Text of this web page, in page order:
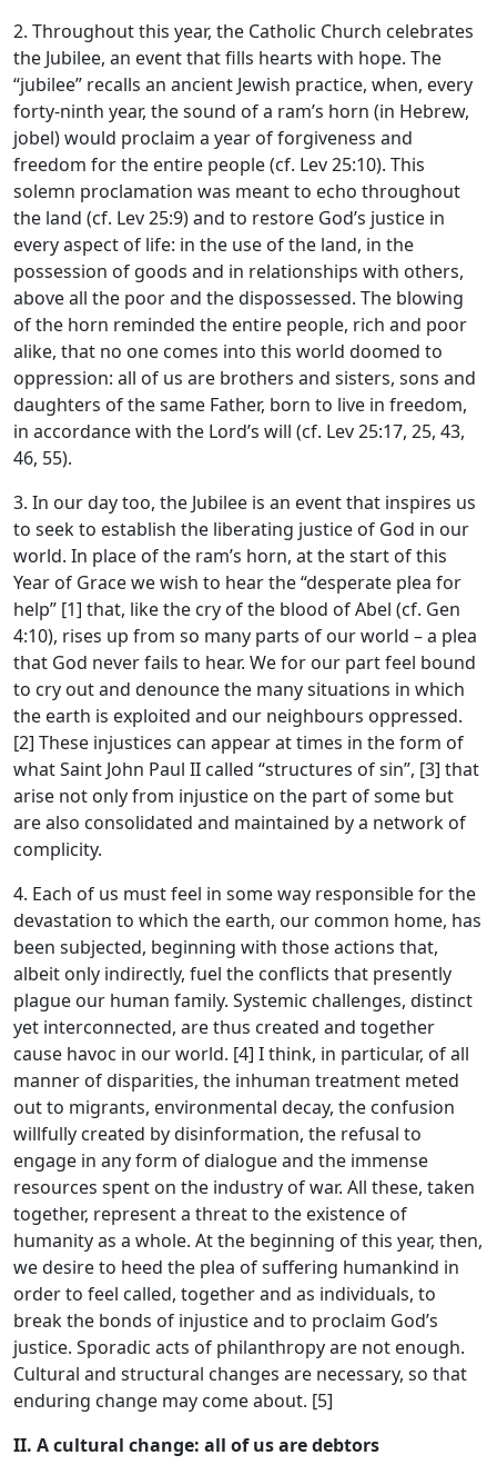
2. Throughout this year, the Catholic Church celebrates
the Jubilee, an event that fills hearts with hope. The
“jubilee” recalls an ancient Jewish practice, when, every
forty-ninth year, the sound of a ram’s horn (in Hebrew,
jobel) would proclaim a year of forgiveness and
freedom for the entire people (cf. Lev 25:10). This
solemn proclamation was meant to echo throughout
the land (cf. Lev 25:9) and to restore God’s justice in
every aspect of life: in the use of the land, in the
possession of goods and in relationships with others,
above all the poor and the dispossessed. The blowing
of the horn reminded the entire people, rich and poor
alike, that no one comes into this world doomed to
oppression: all of us are brothers and sisters, sons and
daughters of the same Father, born to live in freedom,
in accordance with the Lord’s will (cf. Lev 25:17, 25, 43,
46, 55).
3. In our day too, the Jubilee is an event that inspires us
to seek to establish the liberating justice of God in our
world. In place of the ram’s horn, at the start of this
Year of Grace we wish to hear the “desperate plea for
help” [1] that, like the cry of the blood of Abel (cf. Gen
4:10), rises up from so many parts of our world – a plea
that God never fails to hear. We for our part feel bound
to cry out and denounce the many situations in which
the earth is exploited and our neighbours oppressed.
[2] These injustices can appear at times in the form of
what Saint John Paul II called “structures of sin”, [3] that
arise not only from injustice on the part of some but
are also consolidated and maintained by a network of
complicity.
4. Each of us must feel in some way responsible for the
devastation to which the earth, our common home, has
been subjected, beginning with those actions that,
albeit only indirectly, fuel the conflicts that presently
plague our human family. Systemic challenges, distinct
yet interconnected, are thus created and together
cause havoc in our world. [4] I think, in particular, of all
manner of disparities, the inhuman treatment meted
out to migrants, environmental decay, the confusion
willfully created by disinformation, the refusal to
engage in any form of dialogue and the immense
resources spent on the industry of war. All these, taken
together, represent a threat to the existence of
humanity as a whole. At the beginning of this year, then,
we desire to heed the plea of suffering humankind in
order to feel called, together and as individuals, to
break the bonds of injustice and to proclaim God’s
justice. Sporadic acts of philanthropy are not enough.
Cultural and structural changes are necessary, so that
enduring change may come about. [5]
II. A cultural change: all of us are debtors